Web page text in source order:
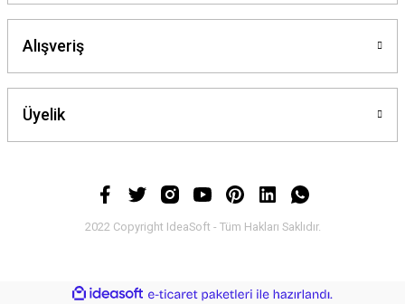
Alışveriş
Üyelik
2022 Copyright IdeaSoft - Tüm Hakları Saklıdır.
ideasoft
e-